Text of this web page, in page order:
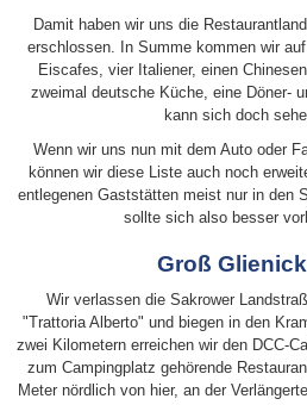
Damit haben wir uns die
erschlossen. In Summe kommen wir
Eiscafes, vier Italiener, einen
zweimal deutsche Küche, eine Döner-
kann sich doch
Wenn wir uns nun mit dem Auto oder
können wir diese Liste auch noch
entlegenen Gaststätten meist nur in den
sollte sich also besser
Groß
Wir verlassen die Sakrower
"Trattoria Alberto" und biegen in den
zwei Kilometern erreichen wir den DCC-
zum Campingplatz gehörende
Meter nördlich von hier, an der